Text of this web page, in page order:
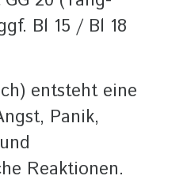
Bl 15 / Bl 18
entsteht eine
Panik,
Reaktionen.